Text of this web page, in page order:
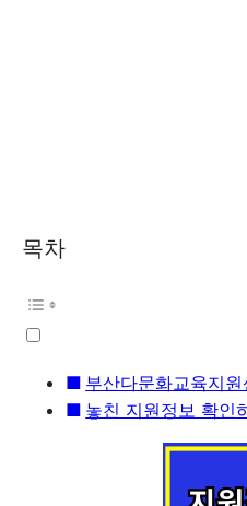
목차
부산다문화교육지
놓친 지원정보 확인